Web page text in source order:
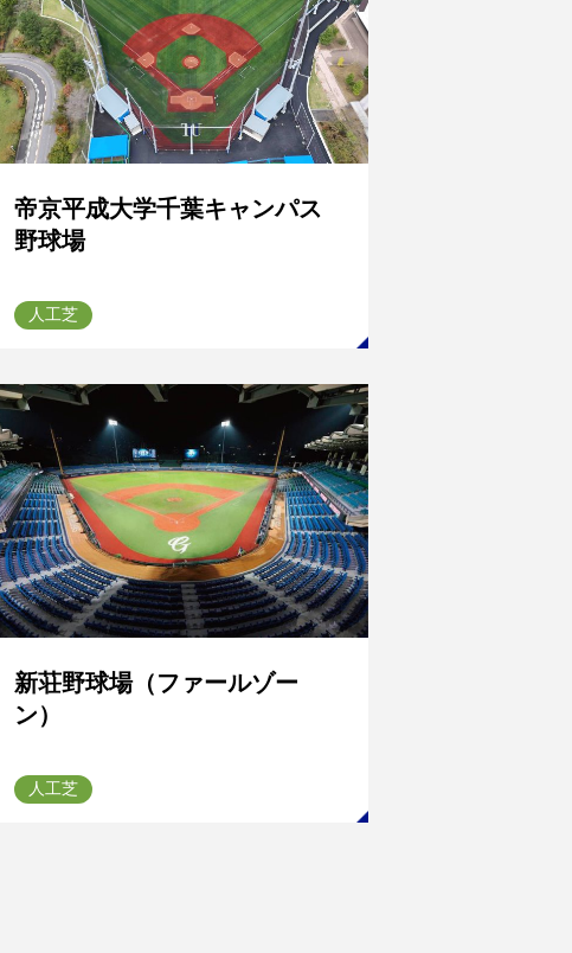
帝京平成大学千葉キャンパス
野球場
人工芝
新荘野球場（ファールゾー
ン）
人工芝